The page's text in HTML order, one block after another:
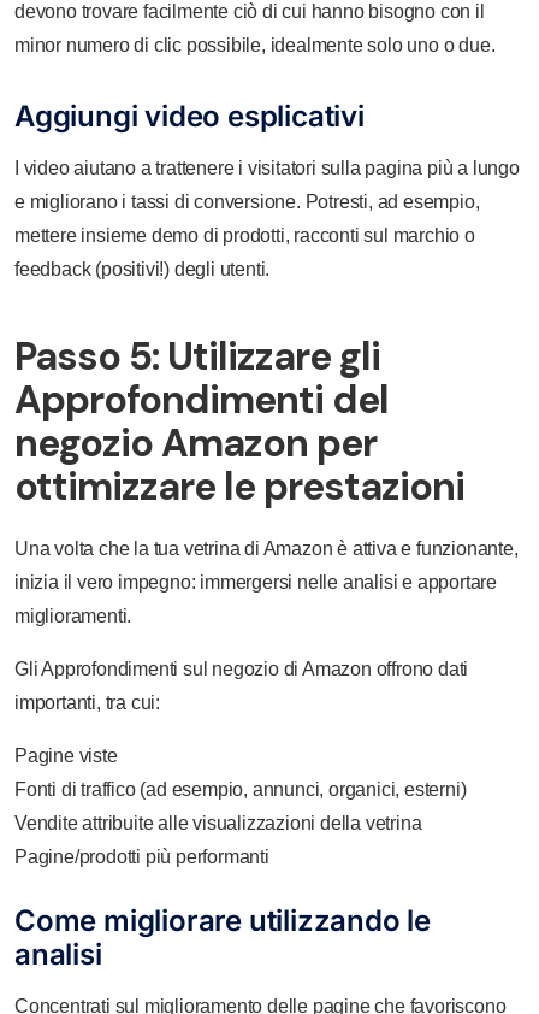
devono trovare facilmente ciò di cui hanno bisogno con il
minor numero di clic possibile, idealmente solo uno o due.
Aggiungi video esplicativi
I video aiutano a trattenere i visitatori sulla pagina più a lungo
e migliorano i tassi di conversione. Potresti, ad esempio,
mettere insieme demo di prodotti, racconti sul marchio o
feedback (positivi!) degli utenti.
Passo 5: Utilizzare gli
Approfondimenti del
negozio Amazon per
ottimizzare le prestazioni
Una volta che la tua vetrina di Amazon è attiva e funzionante,
inizia il vero impegno: immergersi nelle analisi e apportare
miglioramenti.
Gli Approfondimenti sul negozio di Amazon offrono dati
importanti, tra cui:
Pagine viste
Fonti di traffico (ad esempio, annunci, organici, esterni)
Vendite attribuite alle visualizzazioni della vetrina
Pagine/prodotti più performanti
Come migliorare utilizzando le
analisi
Concentrati sul miglioramento delle pagine che favoriscono